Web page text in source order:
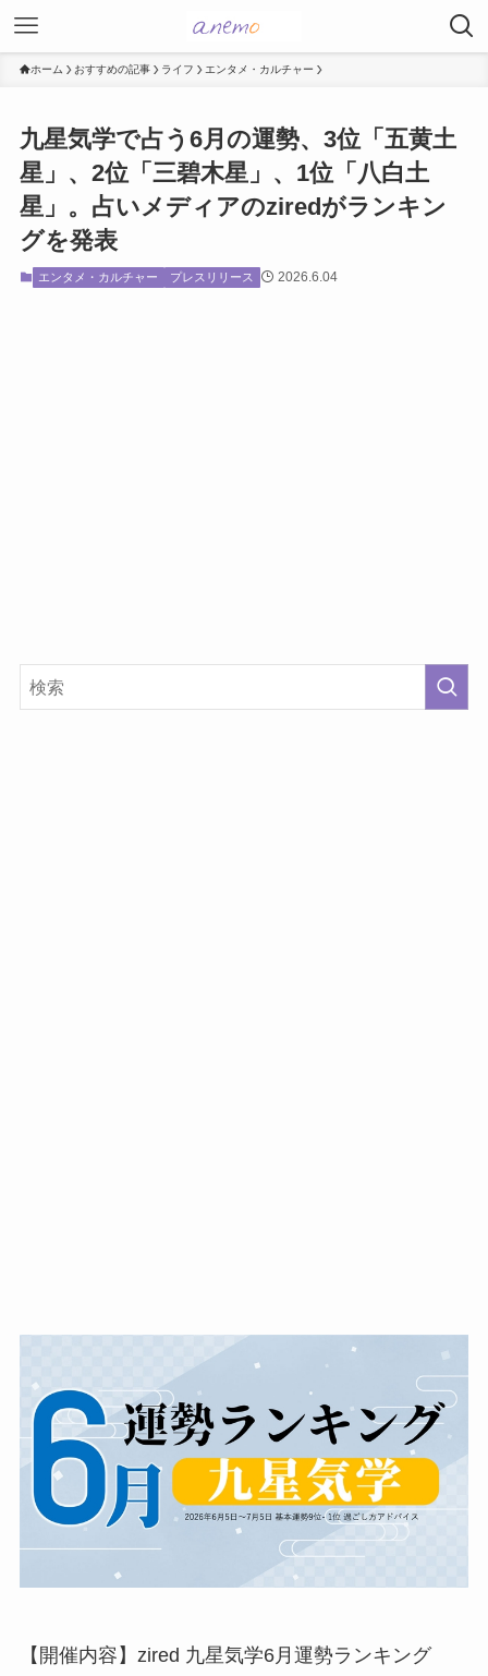
ホーム おすすめの記事 ライフ エンタメ・カルチャー
九星気学で占う6月の運勢、3位「五黄土
星」、2位「三碧木星」、1位「八白土
星」。占いメディアのziredがランキン
グを発表
エンタメ・カルチャー プレスリリース 2026.6.04
【開催内容】zired 九星気学6月運勢ランキング